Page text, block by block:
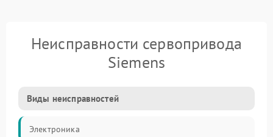
Неисправности сервопривода
Siemens
Виды неисправностей
Электроника